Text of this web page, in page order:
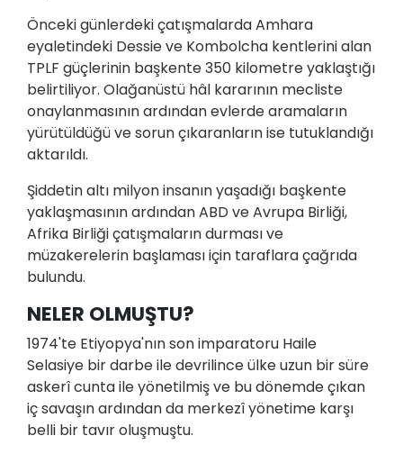
Önceki günlerdeki çatışmalarda Amhara
eyaletindeki Dessie ve Kombolcha kentlerini alan
TPLF güçlerinin başkente 350 kilometre yaklaştığı
belirtiliyor. Olağanüstü hâl kararının mecliste
onaylanmasının ardından evlerde aramaların
yürütüldüğü ve sorun çıkaranların ise tutuklandığı
aktarıldı.
Şiddetin altı milyon insanın yaşadığı başkente
yaklaşmasının ardından ABD ve Avrupa Birliği,
Afrika Birliği çatışmaların durması ve
müzakerelerin başlaması için taraflara çağrıda
bulundu.
NELER OLMUŞTU?
1974'te Etiyopya'nın son imparatoru Haile
Selasiye bir darbe ile devrilince ülke uzun bir süre
askerî cunta ile yönetilmiş ve bu dönemde çıkan
iç savaşın ardından da merkezî yönetime karşı
belli bir tavır oluşmuştu.